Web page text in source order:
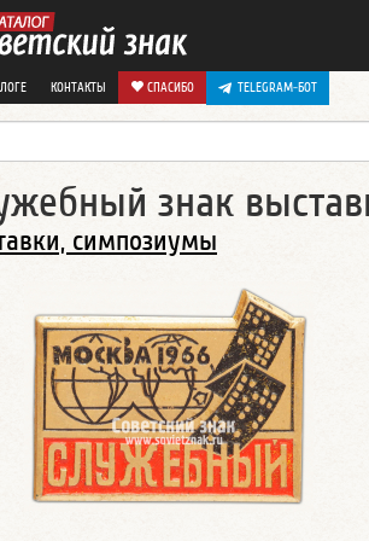
КОНТАКТЫ СПАСИБО TELEGRAM-БОТ
знак
симпозиумы